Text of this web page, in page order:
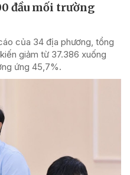
đầu mối trường
của 34 địa phương, tổng
giảm từ 37.386 xuống
ứng 45,7%.